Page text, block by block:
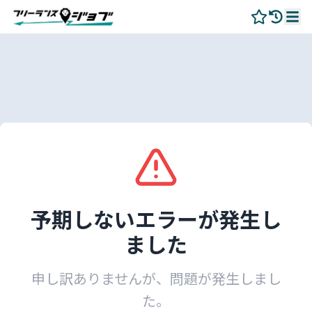
予期しないエラーが発生し
ました
申し訳ありませんが、問題が発生しまし
た。